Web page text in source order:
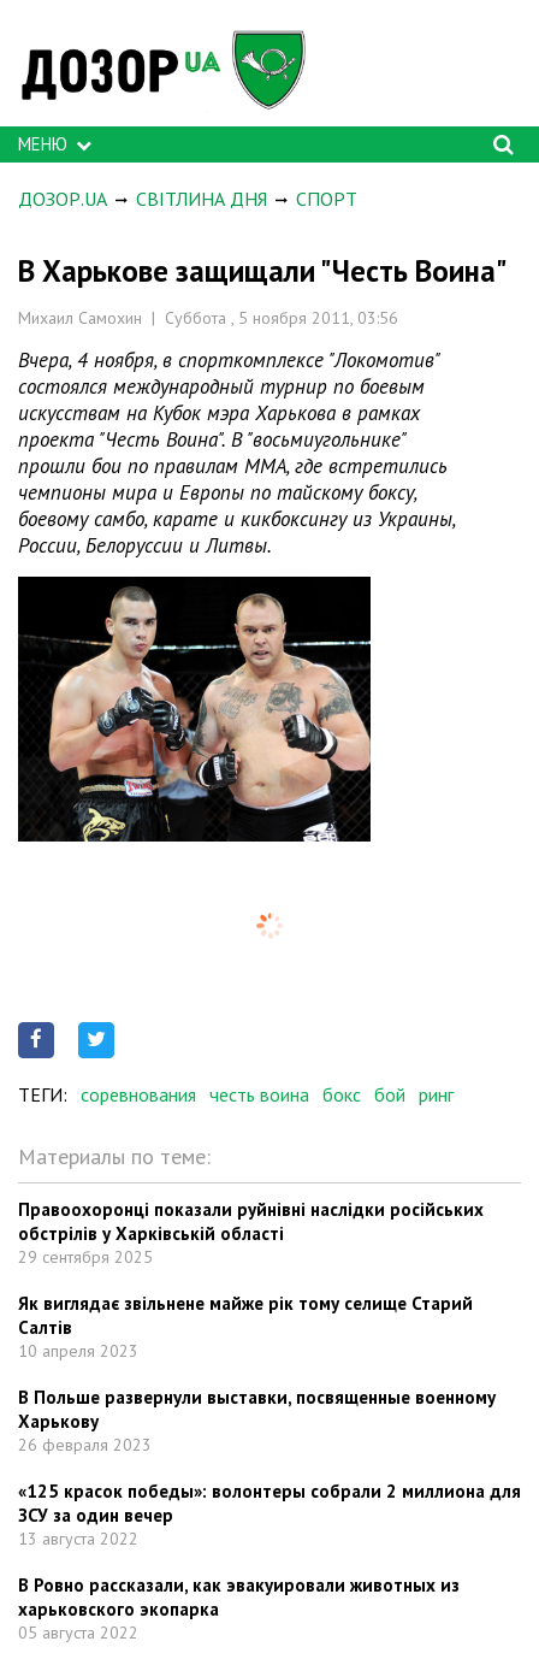
МЕНЮ
ДОЗОР.UA СВІТЛИНА ДНЯ СПОРТ
В Харькове защищали "Честь Воина"
Михаил Самохин | Суббота , 5 ноября 2011, 03:56
Вчера, 4 ноября, в спорткомплексе "Локомотив"
состоялся международный турнир по боевым
искусствам на Кубок мэра Харькова в рамках
проекта "Честь Воина". В "восьмиугольнике"
прошли бои по правилам ММА, где встретились
чемпионы мира и Европы по тайскому боксу,
боевому самбо, карате и кикбоксингу из Украины,
России, Белоруссии и Литвы.
ТЕГИ: соревнования честь воина бокс бой ринг
Материалы по теме:
Правоохоронці показали руйнівні наслідки російських
обстрілів у Харківській області
29 сентября 2025
Як виглядає звільнене майже рік тому селище Старий
Салтів
10 апреля 2023
В Польше развернули выставки, посвященные военному
Харькову
26 февраля 2023
«125 красок победы»: волонтеры собрали 2 миллиона для
ЗСУ за один вечер
13 августа 2022
В Ровно рассказали, как эвакуировали животных из
харьковского экопарка
05 августа 2022